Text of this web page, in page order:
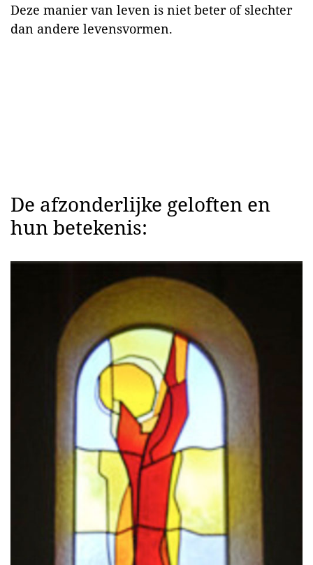
Deze manier van leven is niet beter of slechter
dan andere levensvormen.
De afzonderlijke geloften en
hun betekenis: